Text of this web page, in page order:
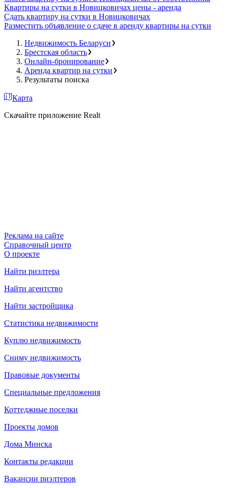
Квартиры на сутки в Новицковичах цены - аренда
Сдать квартиру на сутки в Новицковичах
Разместить объявление о сдаче в аренду квартиры на сутки
Недвижимость Беларуси
Брестская область
Онлайн-бронирование
Аренда квартир на сутки
Результаты поиска
Карта
Скачайте приложение Realt
Реклама на сайте
Справочный центр
О проекте
Найти риэлтера
Найти агентство
Найти застройщика
Статистика недвижимости
Куплю недвижимость
Сниму недвижимость
Правовые документы
Специальные предложения
Коттеджные поселки
Проекты домов
Дома Минска
Контакты редакции
Вакансии риэлтеров